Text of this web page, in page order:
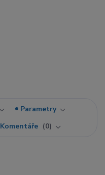
Parametry
Komentáře 0